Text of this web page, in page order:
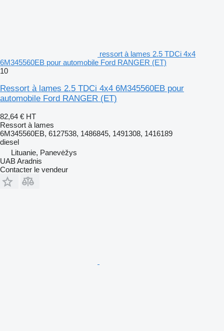
ressort à lames 2.5 TDCi 4x4
6M345560EB pour automobile Ford RANGER (ET)
10
Ressort à lames 2.5 TDCi 4x4 6M345560EB pour
automobile Ford RANGER (ET)
82,64 € HT
Ressort à lames
6M345560EB, 6127538, 1486845, 1491308, 1416189
diesel
Lituanie, Panevėžys
UAB Aradnis
Contacter le vendeur